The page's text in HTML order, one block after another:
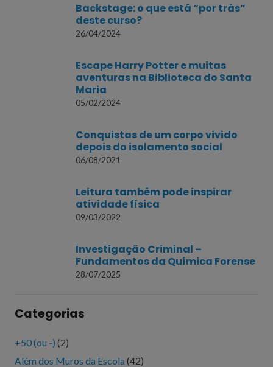
Backstage: o que está “por trás”
deste curso?
26/04/2024
Escape Harry Potter e muitas
aventuras na Biblioteca do Santa
Maria
05/02/2024
Conquistas de um corpo vivido
depois do isolamento social
06/08/2021
Leitura também pode inspirar
atividade física
09/03/2022
Investigação Criminal –
Fundamentos da Química Forense
28/07/2025
Categorias
+50 (ou -) (2)
Além dos Muros da Escola (42)